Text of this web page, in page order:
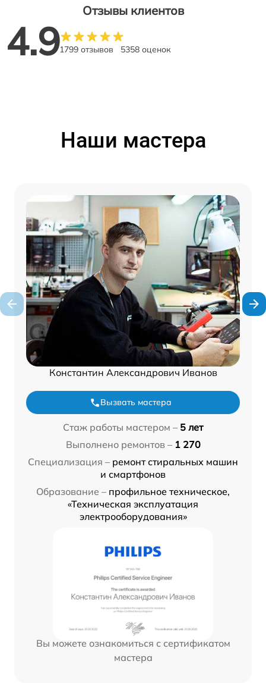
Отзывы клиентов
4.91799 отзывов 5358 оценок
Наши мастера
Константин Александрович Иванов
Вызвать мастера
Стаж работы мастером – 5 лет
Выполнено ремонтов – 1 270
Специализация – ремонт стиральных машин
и смартфонов
Образование – профильное техническое,
«Техническая эксплуатация
электрооборудования»
Вы можете ознакомиться с сертификатом
мастера